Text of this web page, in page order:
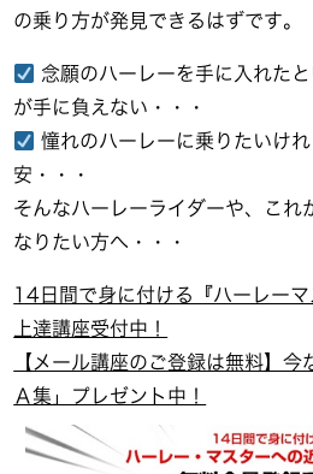
の乗り方が発見できるはずです。
念願のハーレーを手に入れた
が手に負えない・・・
憧れのハーレーに乗りたいけ
安・・・
そんなハーレーライダーや、これ
なりたい方へ・・・
14日間で身に付ける『ハーレー
上達講座受付中！
【メール講座のご登録は無料】今
Ａ集」プレゼント中！